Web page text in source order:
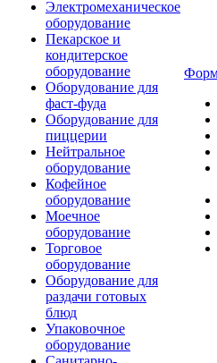
Электромеханическое
оборудование
Пекарское и
кондитерское
оборудование
Оборудование для
фаст-фуда
Оборудование для
пиццерии
Нейтральное
оборудование
Кофейное
оборудование
Моечное
оборудование
Торговое
оборудование
Оборудование для
раздачи готовых
блюд
Упаковочное
оборудование